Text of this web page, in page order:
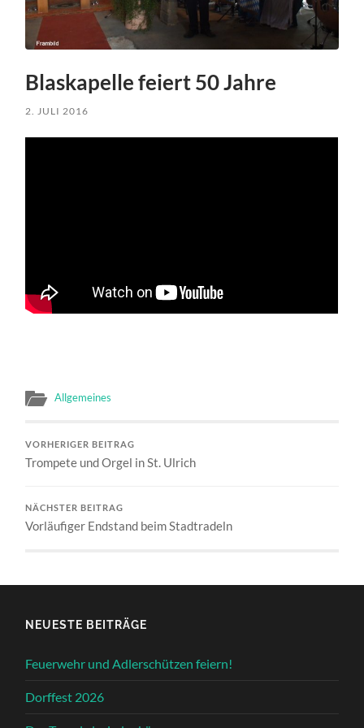
Blaskapelle feiert 50 Jahre
2. JULI 2016
Allgemeines
VORHERIGER BEITRAG
Trompete und Orgel in St. Ulrich
NÄCHSTER BEITRAG
Vorläufiger Endstand beim Stadtradeln
NEUESTE BEITRÄGE
Feuerwehr und Adlerschützen feiern!
Dorffest 2026